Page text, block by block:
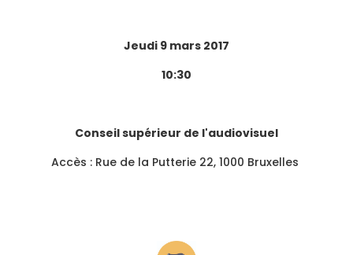
Jeudi 9 mars 2017
10:30
Conseil supérieur de l'audiovisuel
Accès : Rue de la Putterie 22, 1000 Bruxelles